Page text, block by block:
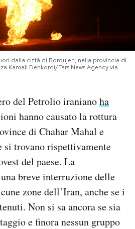
dalla città di Boroujen, nella provincia di
Kamali Dehkordi/Fars News Agency via
del Petrolio iranianoha
hanno causato la rottura
di Chahar Mahal e
si trovano rispettivamente
del paese. La
breve interruzione delle
zone dell’Iran, anche se i
Non si sa ancora se sia
e finora nessun gruppo